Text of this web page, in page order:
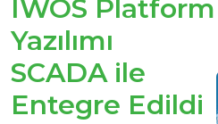
IWOS Platform
Yazılımı
SCADA ile
Entegre Edildi